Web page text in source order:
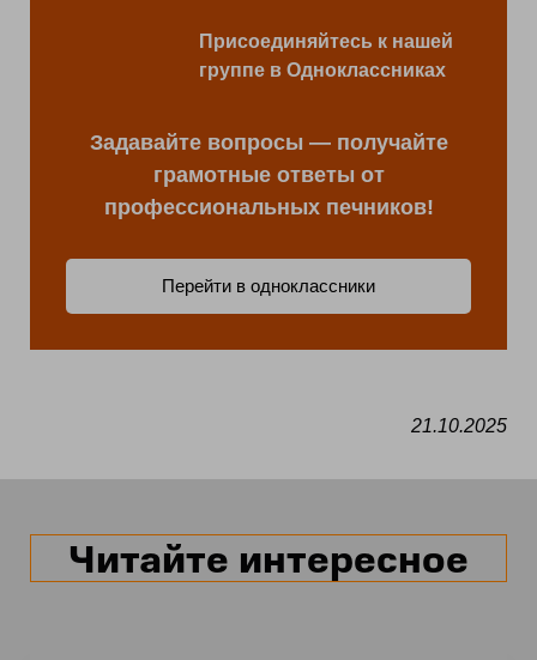
Присоединяйтесь к нашей
группе в Одноклассниках
Задавайте вопросы — получайте
грамотные ответы от
профессиональных печников!
Перейти в одноклассники
21.10.2025
Читайте интересное